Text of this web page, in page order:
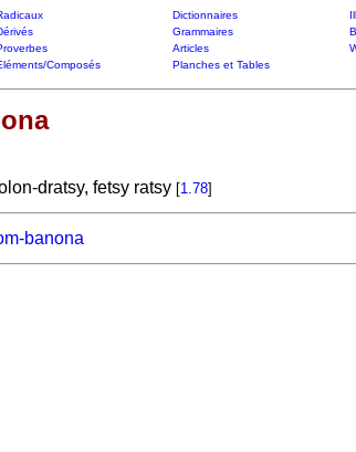
Dictionnaires
Grammaires
Articles
Composés Planches et Tables
dratsy, fetsy ratsy [1.78]
banona